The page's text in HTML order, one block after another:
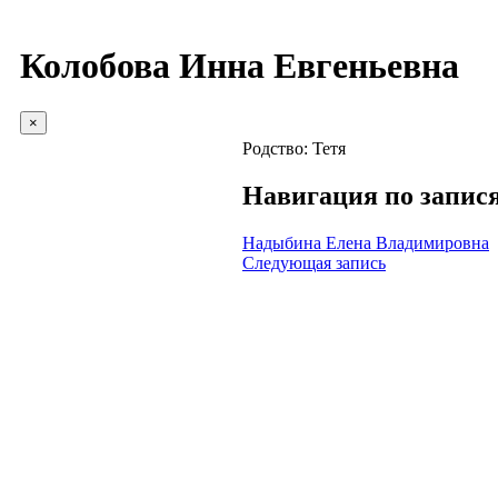
Колобова Инна Евгеньевна
×
Родство: Тетя
Навигация по
Надыбина Елена Владимировна
Следующая запись